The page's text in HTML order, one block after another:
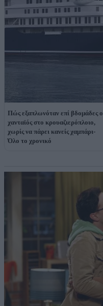
Πώς εξαπλωνόταν επί βδομάδες ο
χανταϊός στο κρουαζιερόπλοιο,
χωρίς να πάρει κανείς χαμπάρι-
Όλο το χρονικό